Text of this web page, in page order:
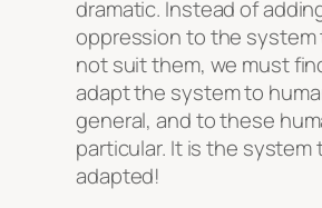
dramatic. Instead of
oppression to the
not suit them, we must
adapt the system to
general, and to these
particular. It is the system
adapted!